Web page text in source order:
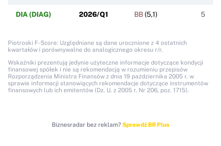
DIA (DIAG) 2026/Q1 BB (5,1) 5
Piotroski F-Score: Uzględniane są dane urocznione z 4 ostatnich
kwartałów i porównywalne do analogicznego okresu r/r.
Wskaźniki prezentują jedynie użyteczne informacje dotyczące kondycji
finansowej spółek i nie są rekomendacją w rozumieniu przepisów
Rozporządzenia Ministra Finansów z dnia 19 października 2005 r. w
sprawie informacji stanowiących rekomendacje dotyczące instrumentów
finansowych lub ich emitentów (Dz. U. z 2005 r. Nr 206, poz. 1715).
Biznesradar bez reklam? Sprawdź BR Plus